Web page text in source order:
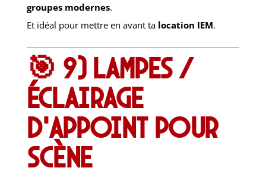
groupes modernes.
Et idéal pour mettre en avant ta location IEM.
🎯 9) Lampes /
éclairage
d’appoint pour
scène